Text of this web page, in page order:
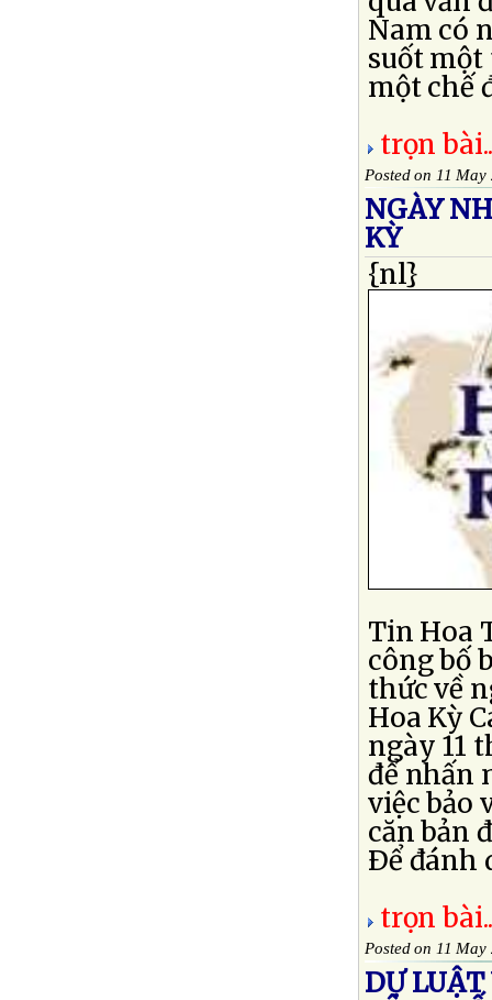
Nam có
suốt một
một chế
trọn
Posted on 11 May
NGÀY
KỲ
{nl}
Tin Hoa
công bố
thức về
Hoa Kỳ
ngày 11
để nhấn
việc bảo
căn bản
Ðể đánh
trọn
Posted on 11 May
DỰ